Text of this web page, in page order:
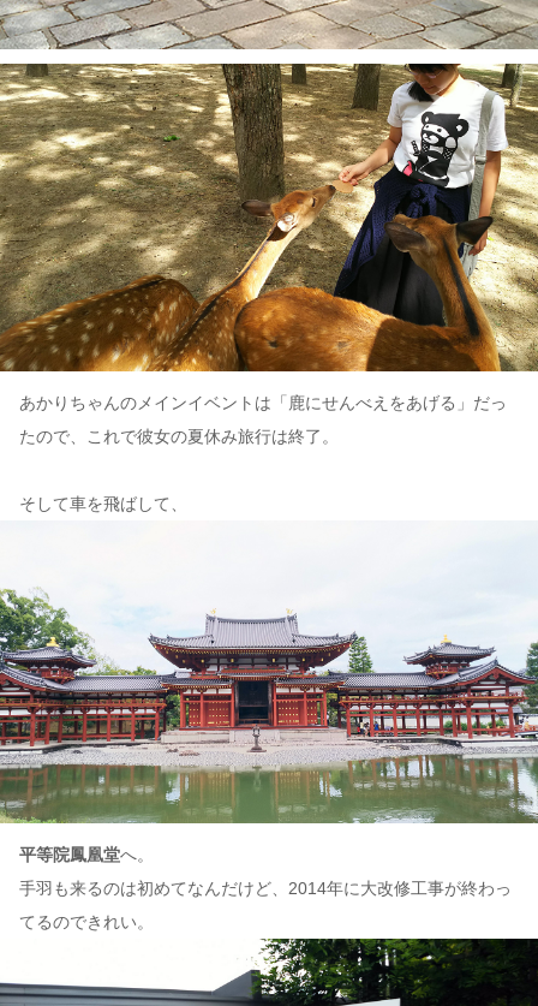
あかりちゃんのメインイベントは「鹿にせんべえをあげる」だっ
たので、これで彼女の夏休み旅行は終了。
そして車を飛ばして、
平等院鳳凰堂へ。
手羽も来るのは初めてなんだけど、2014年に大改修工事が終わっ
てるのできれい。